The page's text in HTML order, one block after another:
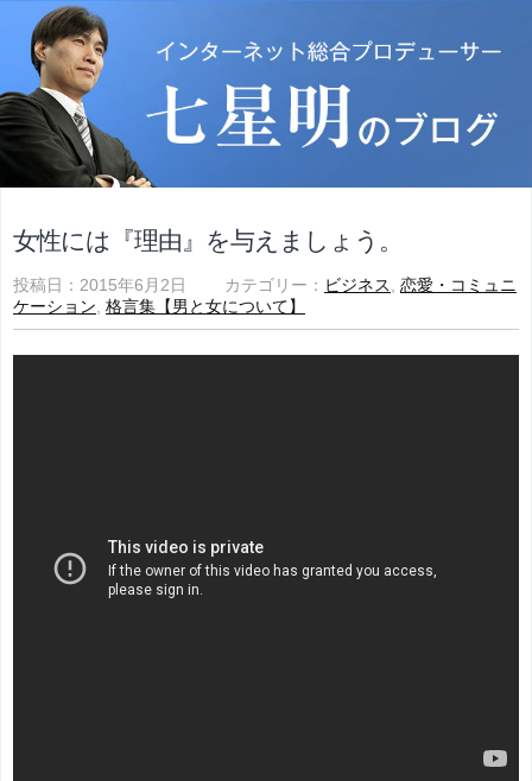
女性には『理由』を与えましょう。
投稿日：2015年6月2日 カテゴリー： ビジネス, 恋愛・コミュニ
ケーション, 格言集【男と女について】